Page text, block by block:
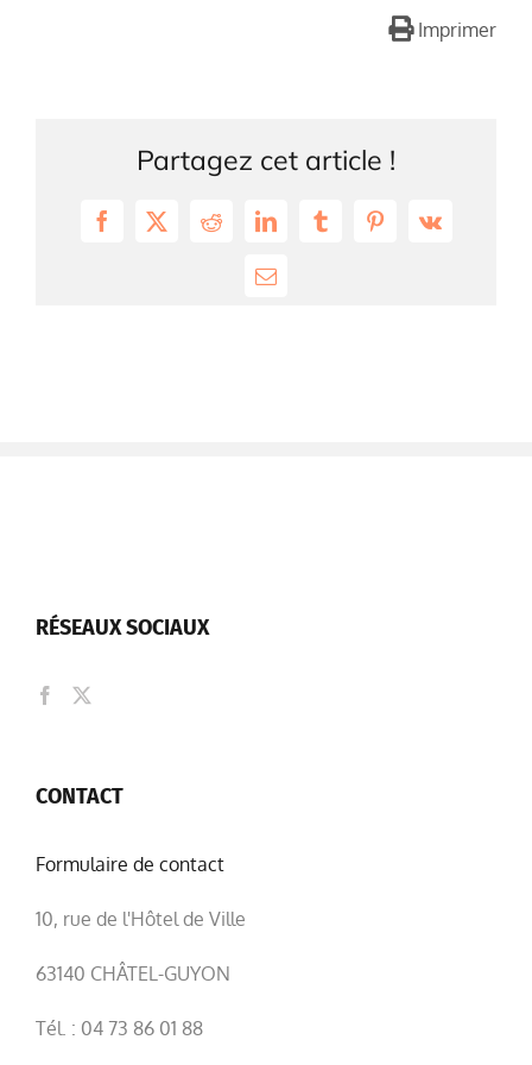
Imprimer
Partagez cet article !
Facebook
X RedditLinkedInTumblrPinterest
Vk
Email
RÉSEAUX SOCIAUX
CONTACT
Formulaire de contact
10, rue de l'Hôtel de Ville
63140 CHÂTEL-GUYON
Tél. : 04 73 86 01 88